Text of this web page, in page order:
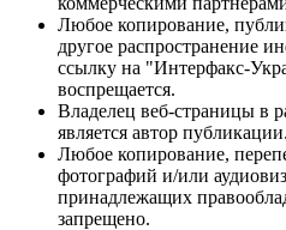
Любое копирование,
другое распространение
ссылку на "Интерфакс-
воспрещается.
Владелец веб-страницы в
является автор публикации.
Любое копирование,
фотографий и/или
принадлежащих
запрещено.